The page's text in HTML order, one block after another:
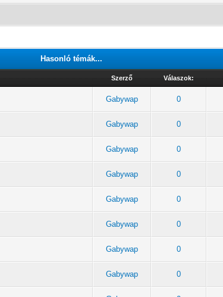
Hasonló témák...
Szerző Válaszok:
Gabywap 0
Gabywap 0
Gabywap 0
Gabywap 0
Gabywap 0
Gabywap 0
Gabywap 0
Gabywap 0